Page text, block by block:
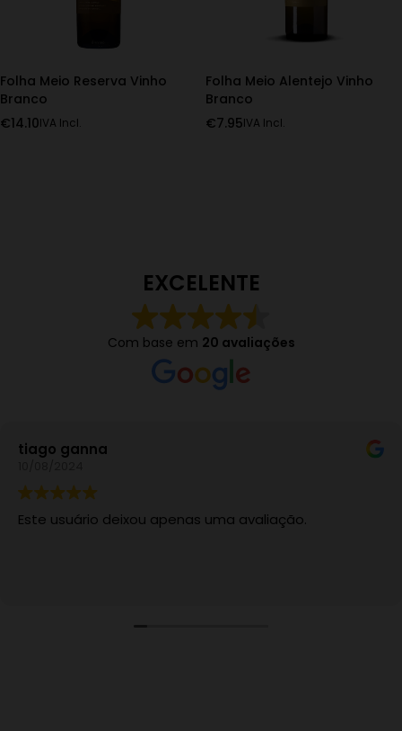
Folha Meio Reserva Vinho
Branco
€14.10IVA Incl.
Folha Meio Alentejo Vinho
Branco
€7.95IVA Incl.
EXCELENTE
Com base em 20 avaliações
tiago ganna
Este usuário deixou apenas uma avaliação.